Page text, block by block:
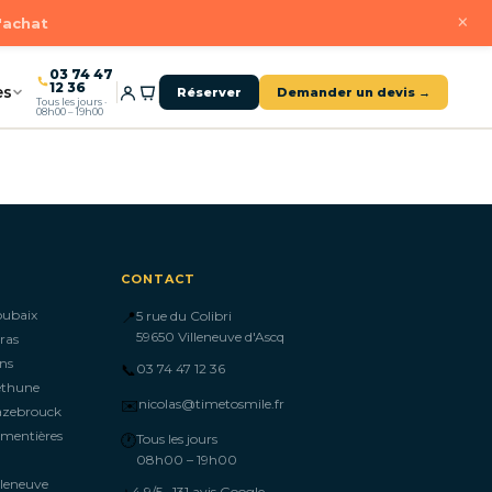
×
03 74 47
12 36
Tous les jours ·
08h00 – 19h00
Réserver Demander un devis →
CONTACT
📍5 rue du Colibri
59650 Villeneuve d'Ascq
📞 03 74 47 12 36
✉️nicolas@timetosmile.fr
🕐Tous les jours
08h00 – 19h00